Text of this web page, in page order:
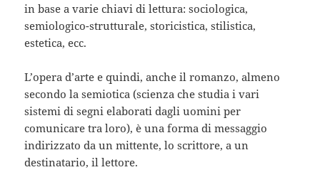
in base a varie chiavi di lettura: sociologica,
semiologico-strutturale, storicistica, stilistica,
estetica, ecc.
L’opera d’arte e quindi, anche il romanzo, almeno
secondo la semiotica (scienza che studia i vari
sistemi di segni elaborati dagli uomini per
comunicare tra loro), è una forma di messaggio
indirizzato da un mittente, lo scrittore, a un
destinatario, il lettore.